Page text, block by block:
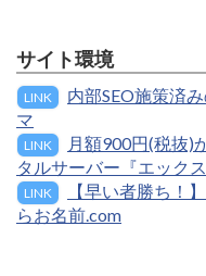
サイト環境
LINK
内部SEO施策済
マ
LINK
月額900円(税抜)
タルサーバー『エック
LINK
【早い者勝ち！
らお名前.com